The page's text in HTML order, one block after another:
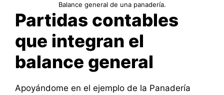
Balance general de una panadería.
Partidas contables
que integran el
balance general
Apoyándome en el ejemplo de la Panadería